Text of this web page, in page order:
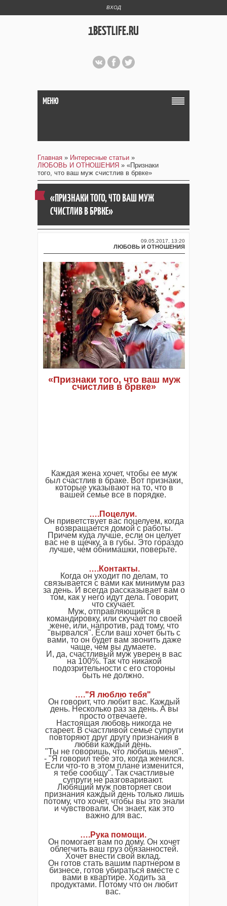
ВХОД
1BESTLIFE.RU
МЕНЮ
Главная » Интересные статьи »
ЛЮБОВЬ И ОТНОШЕНИЯ » «Признаки
того, что ваш муж счистлив в брвке»
«ПРИЗНАКИ ТОГО, ЧТО ВАШ МУЖ
СЧИСТЛИВ В БРВКЕ»
09.05.2017, 13:20
ЛЮБОВЬ И ОТНОШЕНИЯ
«Признаки того, что ваш муж
счистлив в брвке»
Каждая жена хочет, чтобы ее муж
был счастлив в браке. Вот признаки,
которые указывают на то, что в
вашей семье все в порядке.
….Поцелуи.
Он приветствует вас поцелуем, когда
возвращается домой с работы.
Причем куда лучше, если он целует
вас не в щечку, а в губы. Это гораздо
лучше, чем обнимашки, поверьте.
….Контакты.
Когда он уходит по делам, то
связывается с вами как минимум раз
за день. И всегда рассказывает вам о
том, как у него идут дела. Говорит,
что скучает.
Муж, отправляющийся в
командировку, или скучает по своей
жене, или, напротив, рад тому, что
"вырвался". Если ваш хочет быть с
вами, то он будет вам звонить даже
чаще, чем вы думаете.
И, да, счастливый муж уверен в вас
на 100%. Так что никакой
подозрительности с его стороны
быть не должно.
…."Я люблю тебя"
Он говорит, что любит вас. Каждый
день. Несколько раз за день. А вы
просто отвечаете.
Настоящая любовь никогда не
стареет. В счастливой семье супруги
повторяют друг другу признания в
любви каждый день.
"Ты не говоришь, что любишь меня".
- "Я говорил тебе это, когда женился.
Если что-то в этом плане изменится,
я тебе сообщу". Так счастливые
супруги не разговаривают.
Любящий муж повторяет свои
признания каждый день только лишь
потому, что хочет, чтобы вы это знали
и чувствовали. Он знает, как это
важно для вас.
….Рука помощи.
Он помогает вам по дому. Он хочет
облегчить ваш груз обязанностей.
Хочет внести свой вклад.
Он готов стать вашим партнером в
бизнесе, готов убираться вместе с
вами в квартире. Ходить за
продуктами. Потому что он любит
вас.